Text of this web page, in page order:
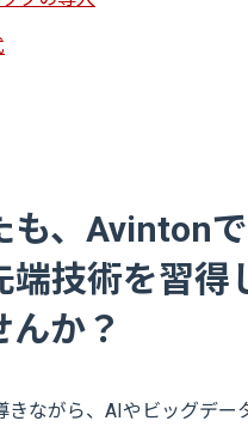
も、Avinton
端技術を習得
んか？
きながら、AIやビッグデー